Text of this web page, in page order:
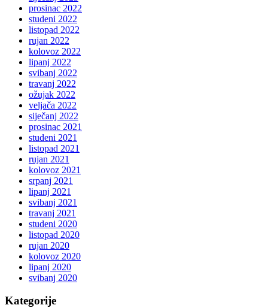
prosinac 2022
studeni 2022
listopad 2022
rujan 2022
kolovoz 2022
lipanj 2022
svibanj 2022
travanj 2022
ožujak 2022
veljača 2022
siječanj 2022
prosinac 2021
studeni 2021
listopad 2021
rujan 2021
kolovoz 2021
srpanj 2021
lipanj 2021
svibanj 2021
travanj 2021
studeni 2020
listopad 2020
rujan 2020
kolovoz 2020
lipanj 2020
svibanj 2020
Kategorije